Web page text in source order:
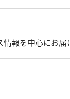
報を中心にお届